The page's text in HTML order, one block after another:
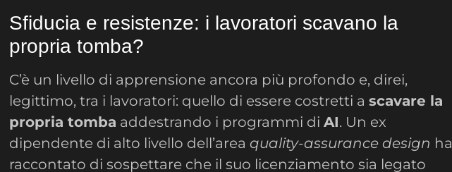
Sfiducia e resistenze: i lavoratori scavano la
propria tomba?
C’è un livello di apprensione ancora più profondo e, direi,
legittimo, tra i lavoratori: quello di essere costretti ascavare la
propria tomba addestrando i programmi diAI. Un ex
dipendente di alto livello dell’areaquality-assurance design ha
raccontato di sospettare che il suo licenziamento sia legato